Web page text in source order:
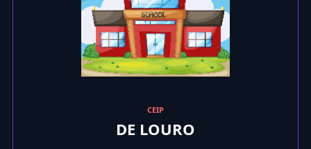
CEIP
DE LOURO